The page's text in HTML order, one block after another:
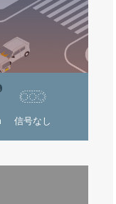
信号なし